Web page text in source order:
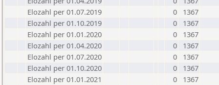
Elozahl per 01.07.2019
0
1367
Elozahl per 01.10.2019
0
1367
Elozahl per 01.01.2020
0
1367
Elozahl per 01.04.2020
0
1367
Elozahl per 01.07.2020
0
1367
Elozahl per 01.10.2020
0
1367
Elozahl per 01.01.2021
0
1367